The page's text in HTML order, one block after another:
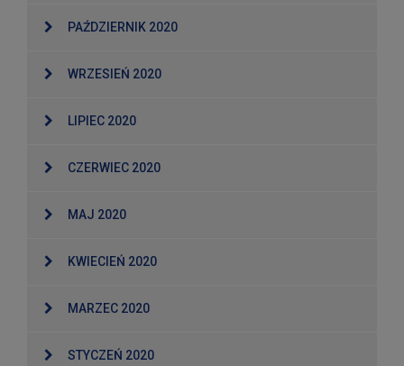
PAŹDZIERNIK 2020
WRZESIEŃ 2020
LIPIEC 2020
CZERWIEC 2020
MAJ 2020
KWIECIEŃ 2020
MARZEC 2020
STYCZEŃ 2020